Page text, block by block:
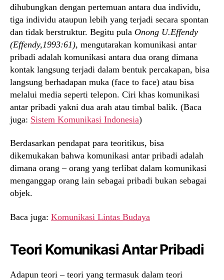
dihubungkan dengan pertemuan antara dua individu,
tiga individu ataupun lebih yang terjadi secara spontan
dan tidak berstruktur. Begitu pula Onong U.Effendy
(Effendy,1993:61), mengutarakan komunikasi antar
pribadi adalah komunikasi antara dua orang dimana
kontak langsung terjadi dalam bentuk percakapan, bisa
langsung berhadapan muka (face to face) atau bisa
melalui media seperti telepon. Ciri khas komunikasi
antar pribadi yakni dua arah atau timbal balik. (Baca
juga: Sistem Komunikasi Indonesia)
Berdasarkan pendapat para teoritikus, bisa
dikemukakan bahwa komunikasi antar pribadi adalah
dimana orang – orang yang terlibat dalam komunikasi
menganggap orang lain sebagai pribadi bukan sebagai
objek.
Baca juga: Komunikasi Lintas Budaya
Teori Komunikasi Antar Pribadi
Adapun teori – teori yang termasuk dalam teori